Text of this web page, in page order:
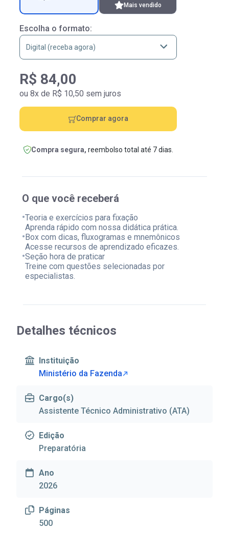
O que você receberá
•Teoria e exercícios para fixação
Aprenda rápido com nossa didática prática.
•Box com dicas, fluxogramas e mnemônicos
Acesse recursos de aprendizado eficazes.
•Seção hora de praticar
Treine com questões selecionadas por
especialistas.
Mais vendido
Escolha o formato:
R$ 84,00
ou 8x de R$ 10,50 sem juros
Comprar agora
Compra segura, reembolso total até 7 dias.
Detalhes técnicos
Instituição
Ministério da Fazenda
Cargo(s)
Assistente Técnico Administrativo (ATA)
Edição
Preparatória
Ano
2026
Páginas
500